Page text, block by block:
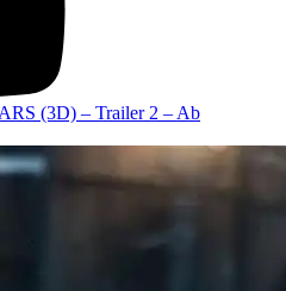
(3D) – Trailer 2 – Ab